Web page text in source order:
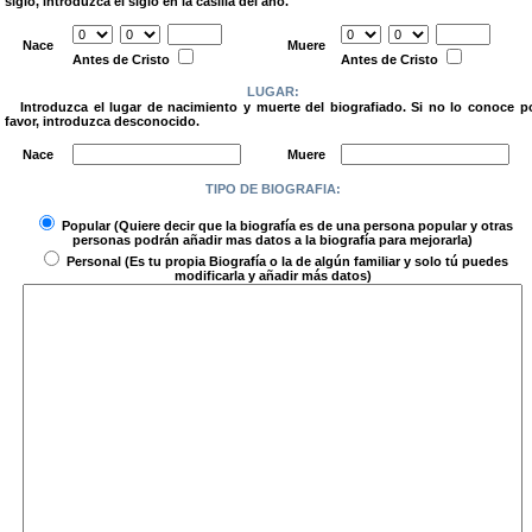
Nace
Antes de Cristo
Muere
Antes de Cristo
LUGAR:
Introduzca el lugar de nacimiento y muerte del biografiado. Si no lo conoce
favor, introduzca desconocido.
Nace
Muere
TIPO DE BIOGRAFIA:
Popular(Quiere decir que la biografía es de una persona popular y otras
personas podrán añadir mas datos a la biografía para mejorarla)
Personal(Es tu propia Biografía o la de algún familiar y solo tú puedes
modificarla y añadir más datos)